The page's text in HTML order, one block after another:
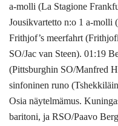
a-molli (La Stagione
Jousikvartetto n:o 1 a-molli
Frithjof’s meerfahrt
SO/Jac van Steen). 01:19
(Pittsburghin SO/Manfred
sinfoninen runo
Osia näytelmämus.
baritoni, ja RSO/Paavo